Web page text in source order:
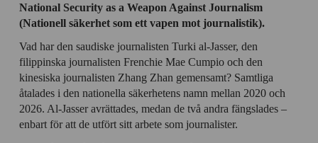
National Security as a Weapon Against Journalism
(Nationell säkerhet som ett vapen mot journalistik).
Vad har den saudiske journalisten Turki al-Jasser, den
filippinska journalisten Frenchie Mae Cumpio och den
kinesiska journalisten Zhang Zhan gemensamt? Samtliga
åtalades i den nationella säkerhetens namn mellan 2020 och
2026. Al-Jasser avrättades, medan de två andra fängslades –
enbart för att de utfört sitt arbete som journalister.